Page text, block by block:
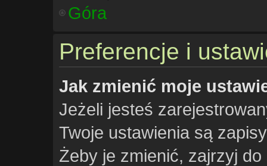
Góra
Preferencje i
Jak zmienić moje
Jeżeli jesteś
Twoje ustawienia są
Żeby je zmienić, zajrzyj